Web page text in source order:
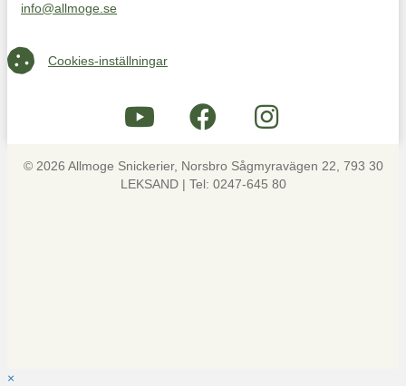
Maila oss på info@allmoge.se
info@allmoge.se
Cookies-inställningar
Cookies-inställningar
© 2026 Allmoge Snickerier, Norsbro Sågmyravägen 22, 793 30
LEKSAND | Tel: 0247-645 80
×